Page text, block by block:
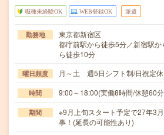
職種未経験OK WEB登録OK 派遣
勤務地
東京都新宿区
都庁前駅から徒歩5分／新宿駅
ら徒歩10分
曜日頻度 月～土 週5日シフト制/日祝定休
時間 9:00～18:00(実働8時間/休憩60
期間
※9月上旬スタート予定で27年3
事！(延長の可能性あり)